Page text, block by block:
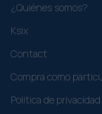
¿Quiénes somos?
Ksix
Contact
Compra como
Politica de privacidad